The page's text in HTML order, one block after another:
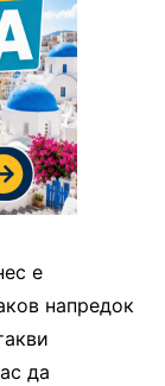
е
напредок
да